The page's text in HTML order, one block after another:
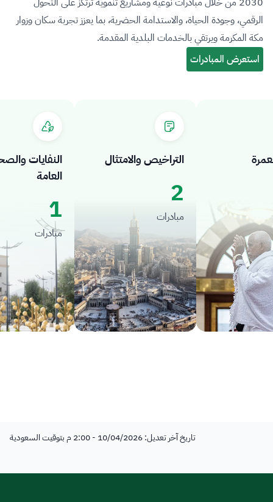
الرقمي، وجودة الحياة، والاستدامة الحضرية، بما يعزز تجربة سكان وزوار
مكة المكرمة ويرتقي بالخدمات البلدية المقدمة.
النفايات والصحة
العامة
1
مبادرات
التراخيص والامتثال
2
مبادرات
تاريخ آخر تعديل: 10/04/2026 - 2:00 م بتوقيت السعودية